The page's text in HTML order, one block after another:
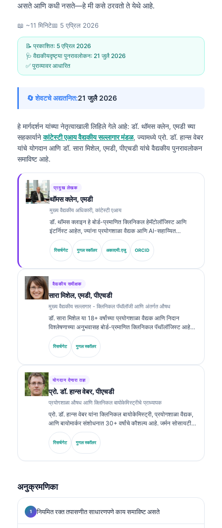
असते आणि कधी नसते—हे मी कसे ठरवतो ते येथे आहे.
📖 ~11 मिनिटे📅 5 एप्रिल 2026
📝 प्रकाशित: 5 एप्रिल 2026
🩺 वैद्यकीयदृष्ट्या पुनरावलोकन: 21 जुलै 2026
✅ पुराव्यावर आधारित
🔄 शेवटचे अद्यतनित:21 जुलै 2026
हे मार्गदर्शन यांच्या नेतृत्वाखाली लिहिले गेले आहे: डॉ. थॉमस क्लेन, एमडीच्या
सहकार्यानेकांटेस्टी एआय वैद्यकीय सल्लागार मंडळ, ज्यामध्ये प्रो. डॉ. हान्स वेबर
यांचे योगदान आणि डॉ. सारा मिशेल, एमडी, पीएचडी यांचे वैद्यकीय पुनरावलोकन
समाविष्ट आहे.
प्रमुख लेखक
थॉमस क्लेन, एमडी
मुख्य वैद्यकीय अधिकारी, कांटेस्टी एआय
डॉ. थॉमस क्लाइन हे बोर्ड-प्रमाणित क्लिनिकल हेमॅटोलॉजिस्ट आणि
इंटर्निस्ट आहेत, ज्यांना प्रयोगशाळा वैद्यक आणि AI-सहाय्यित
क्लिनिकल विश्लेषणामध्ये 15 हून अधिक वर्षांचा अनुभव आहे. Kantesti
AI येथे मुख्य वैद्यकीय अधिकारी म्हणून, ते मालकीच्या न्यूरल नेटवर्कच्या
वैद्यकीय अचूकतेवर क्लिनिकल देखरेख प्रदान करतात. बायोमार्करचे अर्थ
रिसर्चगेट गुगल स्कॉलर अकादमी.एजु ORCID
वैद्यकीय समीक्षक
सारा मिशेल, एमडी, पीएचडी
मुख्य वैद्यकीय सल्लागार - क्लिनिकल पॅथॉलॉजी आणि अंतर्गत औषध
डॉ. सारा मिशेल या 18+ वर्षांच्या प्रयोगशाळा वैद्यक आणि निदान
विश्लेषणाच्या अनुभवासह बोर्ड-प्रमाणित क्लिनिकल पॅथॉलॉजिस्ट आहेत.
त्यांच्याकडे क्लिनिकल केमिस्ट्रीमध्ये विशेष प्रमाणपत्रे आहेत आणि
क्लिनिकल प्रॅक्टिसमध्ये बायोमार्कर पॅनेल्स व प्रयोगशाळा विश्लेषणावर
त्यांनी मोठ्या प्रमाणावर प्रकाशने केली आहेत.
रिसर्चगेट गुगल स्कॉलर
योगदान देणारा तज्ञ
प्रो. डॉ. हान्स वेबर, पीएचडी
प्रयोगशाळा औषध आणि क्लिनिकल बायोकेमिस्ट्रीचे प्राध्यापक
प्रो. डॉ. हान्स वेबर यांना क्लिनिकल बायोकेमिस्ट्री, प्रयोगशाळा वैद्यक,
आणि बायोमार्कर संशोधनात 30+ वर्षांचे कौशल्य आहे. जर्मन सोसायटी
फॉर क्लिनिकल केमिस्ट्रीचे माजी अध्यक्ष म्हणून, ते निदान पॅनेल विश्लेषण,
बायोमार्कर मानकीकरण, आणि AI-सहाय्यित प्रयोगशाळा वैद्यक यात
विशेष तज्ज्ञ आहेत.
रिसर्चगेट गुगल स्कॉलर
अनुक्रमणिका
नियमित रक्त तपासणीत साधारणपणे काय समाविष्ट असते